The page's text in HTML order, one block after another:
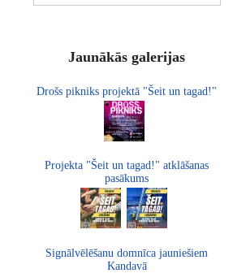
Jaunākās galerijas
Drošs pikniks projektā "Šeit un tagad!"
Projekta "Šeit un tagad!" atklāšanas
pasākums
Signālvēlēšanu domnīca jauniešiem
Kandavā